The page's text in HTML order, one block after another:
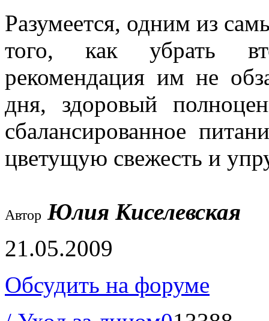
Разумеется, одним из
того, как убрать
рекомендация им не
дня, здоровый
сбалансированное
цветущую свежесть и
Автор Юлия Киселевская
21.05.2009
Обсудить на форуме